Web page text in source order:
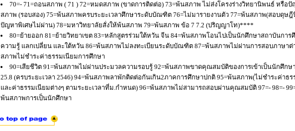
70=- 71=ถอนสภาพ ( 71 ) 72=หมดสภาพ (ขาดการติดต่อ) 73=พ้นสภาพ ไม่ส่งโครงร่างวิทยานิพนธ์ หรือ
สภาพ (รอบสอง) 75=พ้นสภาพครบระยะเวลาศึกษาระดับบัณฑิต 76=ไม่มารายงานตัว 77=พ้นสภาพ(สอบดุ
ปัญหาพิเศษไม่ผ่าน) 78=มหาวิทยาลัยสั่งให้พ้นสภาพ 79=พ้นสภาพ ข้อ 7 7.2 (ปริญญาโท)****
80=ย้ายออก 81=ย้ายวิทยาเขต 83=หลักสูตรร่วมใต้หวัน จีน 84=พ้นสภาพโอนไปเป็นนักศึกษาสถาบันการ
ความรู้ แลกเปลี่ยน และใต้หวัน 86=พ้นสภาพไม่ลงทะเบียนระดับบัณฑิต 87=พ้นสภาพไม่ผ่านการสอบภาษาต่
สภาพไม่ชำระค่าธรรมเนียมการศึกษา
90=เสียชีวิต 91=พ้นสภาพไม่ผ่านประมวลความรอบรู้ 92=พ้นสภาพขาดคุณสมบัติของการเข้าเป็นนักศึกษ
25.8 (ครบระยะเวลา 2546) 94=พ้นสภาพลาพักติดต่อกันเกิน2ภาคการศึกษาปกติ 95=พ้นสภาพ(ไม่ชำระค่าธ
และค่าธรรมเนียมต่างๆ ตามระยะเวลาที่ม.กำหนด) 96=พ้นสภาพไม่สามารถสอบผ่านคุณสมบัติ 97=- 98=-
พ้นสภาพการเป็นนักศึกษา